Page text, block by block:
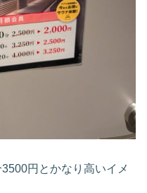
円とかなり高いイメ